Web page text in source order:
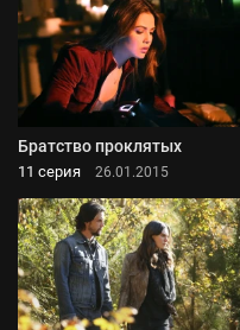
Братство проклятых
11 серия 26.01.2015